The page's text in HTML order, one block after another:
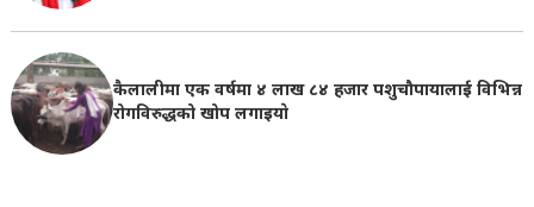
कैलालीमा एक वर्षमा ४ लाख ८४ हजार पशुचौपायालाई विभिन्न
रोगविरुद्धको खोप लगाइयाे